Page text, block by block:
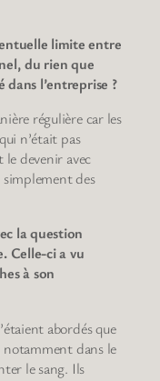
limite entre
du rien que
l’entreprise ?
régulière car les
n’était pas
le devenir avec
simplement des
la question
Celle-ci a vu
à son
abordés que
dans le
le sang. Ils